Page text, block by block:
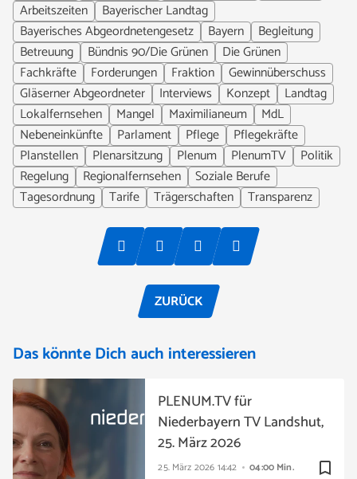
Arbeitszeiten
Bayerischer Landtag
Bayerisches Abgeordnetengesetz
Bayern
Begleitung
Betreuung
Bündnis 90/Die Grünen
Die Grünen
Fachkräfte
Forderungen Fraktion
Gewinnüberschuss
Gläserner Abgeordneter
Interviews Konzept
Landtag
Lokalfernsehen
Mangel Maximilianeum
MdL
Nebeneinkünfte
Parlament Pflege
Pflegekräfte
Planstellen
Plenarsitzung Plenum PlenumTV
Politik
Regelung
Regionalfernsehen
Soziale Berufe
Tagesordnung
Tarife Trägerschaften Transparenz
ZURÜCK
Das könnte Dich auch interessieren
bookmark_border
25. März 2026 14:42 04:00 Min.
PLENUM.TV für
Niederbayern TV Landshut,
25. März 2026